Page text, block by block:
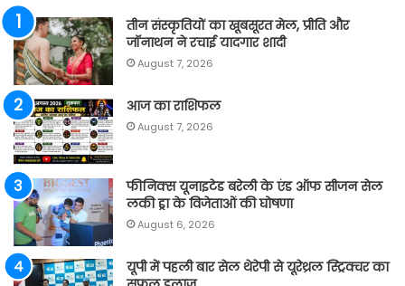
तीन संस्कृतियों का खूबसूरत मेल, प्रीति और
जॉनाथन ने रचाई यादगार शादी
August 7, 2026
आज का राशिफल
August 7, 2026
फीनिक्स यूनाइटेड बरेली के एंड ऑफ सीजन सेल
लकी ड्रा के विजेताओं की घोषणा
August 6, 2026
यूपी में पहली बार सेल थेरेपी से यूरेथ्रल स्ट्रिक्चर का